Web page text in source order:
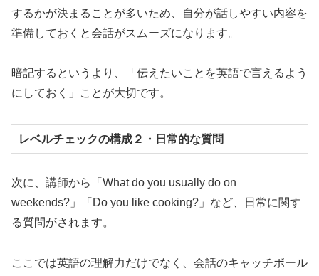
するかが決まることが多いため、自分が話しやすい内容を
準備しておくと会話がスムーズになります。
暗記するというより、「伝えたいことを英語で言えるよう
にしておく」ことが大切です。
レベルチェックの構成２・日常的な質問
次に、講師から「What do you usually do on
weekends?」「Do you like cooking?」など、日常に関す
る質問がされます。
ここでは英語の理解力だけでなく、会話のキャッチボール